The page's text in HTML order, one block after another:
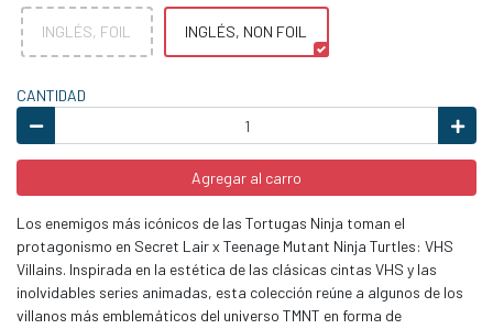
INGLÉS, FOIL INGLÉS, NON FOIL
CANTIDAD
Agregar al carro
Los enemigos más icónicos de las Tortugas Ninja toman el
protagonismo en Secret Lair x Teenage Mutant Ninja Turtles: VHS
Villains. Inspirada en la estética de las clásicas cintas VHS y las
inolvidables series animadas, esta colección reúne a algunos de los
villanos más emblemáticos del universo TMNT en forma de